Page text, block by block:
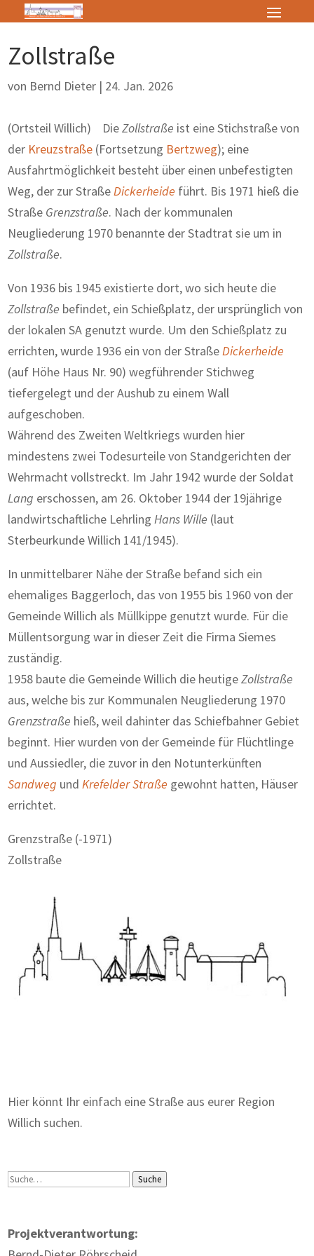
Zollstraße
von Bernd Dieter | 24. Jan. 2026
(Ortsteil Willich) DieZollstraße ist eine Stichstraße von
der Kreuzstraße (Fortsetzung Bertzweg); eine
Ausfahrtmöglichkeit besteht über einen unbefestigten
Weg, der zur StraßeDickerheide führt. Bis 1971 hieß die
Straße Grenzstraße. Nach der kommunalen
Neugliederung 1970 benannte der Stadtrat sie um in
Zollstraße.
Von 1936 bis 1945 existierte dort, wo sich heute die
Zollstraße befindet, ein Schießplatz, der ursprünglich von
der lokalen SA genutzt wurde. Um den Schießplatz zu
errichten, wurde 1936 ein von der StraßeDickerheide
(auf Höhe Haus Nr. 90) wegführender Stichweg
tiefergelegt und der Aushub zu einem Wall
aufgeschoben.
Während des Zweiten Weltkriegs wurden hier
mindestens zwei Todesurteile von Standgerichten der
Wehrmacht vollstreckt. Im Jahr 1942 wurde der Soldat
Lang erschossen, am 26. Oktober 1944 der 19jährige
landwirtschaftliche LehrlingHans Wille (laut
Sterbeurkunde Willich 141/1945).
In unmittelbarer Nähe der Straße befand sich ein
ehemaliges Baggerloch, das von 1955 bis 1960 von der
Gemeinde Willich als Müllkippe genutzt wurde. Für die
Müllentsorgung war in dieser Zeit die Firma Siemes
zuständig.
1958 baute die Gemeinde Willich die heutigeZollstraße
aus, welche bis zur Kommunalen Neugliederung 1970
Grenzstraße hieß, weil dahinter das Schiefbahner Gebiet
beginnt. Hier wurden von der Gemeinde für Flüchtlinge
und Aussiedler, die zuvor in den Notunterkünften
Sandweg undKrefelder Straße gewohnt hatten, Häuser
errichtet.
Grenzstraße (-1971)
Zollstraße
Hier könnt Ihr einfach eine Straße aus eurer Region
Willich suchen.
Suche Suche
Projektverantwortung: